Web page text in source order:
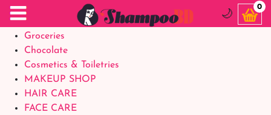
Food Supplements
Baby Foods
Groceries
Chocolate
Cosmetics & Toiletries
MAKEUP SHOP
HAIR CARE
FACE CARE
🌙
0